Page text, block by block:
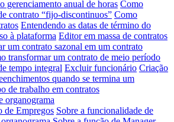
gerenciamento anual de horas Como
contrato “fijo-discontinuos” Como
Entendendo as datas de término do
à plataforma Editor em massa de contratos
um contrato sazonal em um contrato
transformar um contrato de meio período
tempo integral Excluir funcionário Criação
quando se termina um
de trabalho em contratos
organograma
de Empregos Sobre a funcionalidade de